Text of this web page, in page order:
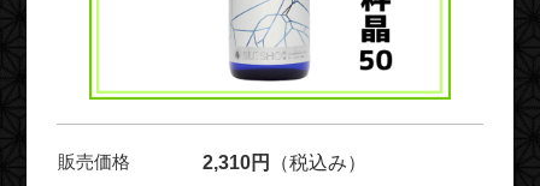
販売価格 2,310円 （税込み）